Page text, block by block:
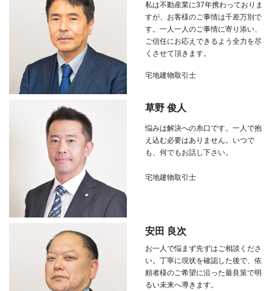
私は不動産業に37年携わっておりま
すが、お客様のご事情は千差万別で
す。一人一人のご事情に寄り添い、
ご信任にお応えできるよう全力を尽
くさせて頂きます。
宅地建物取引士
草野 俊人
悩みは解決への糸口です。一人で抱
え込む必要はありません。いつで
も、何でもお話し下さい。
宅地建物取引士
安田 良次
お一人で悩まず先ずはご相談くださ
い。丁寧に現状を確認した後で、依
頼者様のご希望に沿った最良策で明
るい未来へ導きます。